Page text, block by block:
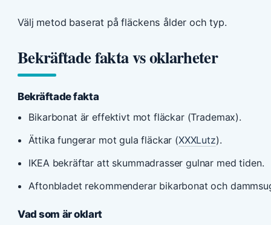
Välj metod baserat på fläckens ålder och typ.
Bekräftade fakta vs oklarheter
Bekräftade fakta
Bikarbonat är effektivt mot fläckar (Trademax).
Ättika fungerar mot gula fläckar (XXXLutz).
IKEA bekräftar att skummadrasser gulnar med tiden.
Aftonbladet rekommenderar bikarbonat och
Vad som är oklart